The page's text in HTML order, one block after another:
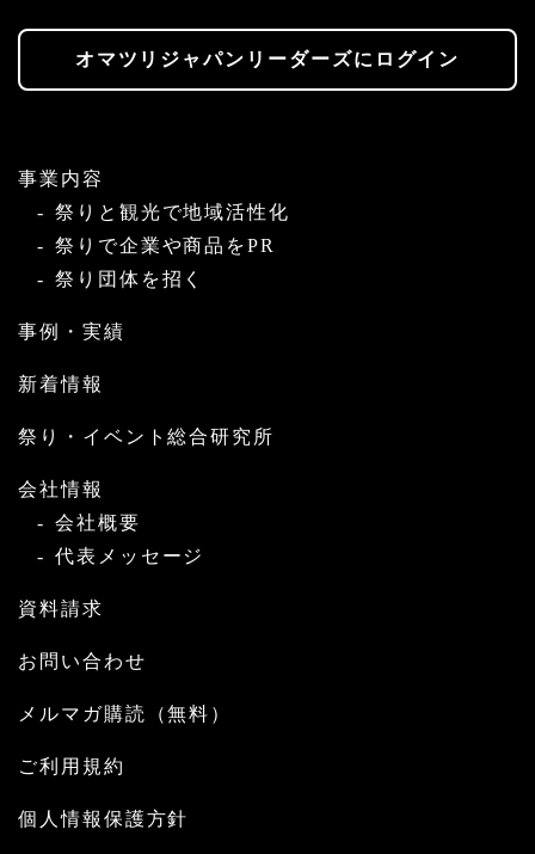
オマツリジャパンリーダーズにログイン
事業内容
祭りと観光で地域活性化
祭りで企業や商品をPR
祭り団体を招く
事例・実績
新着情報
祭り・イベント総合研究所
会社情報
会社概要
代表メッセージ
資料請求
お問い合わせ
メルマガ購読（無料）
ご利用規約
個人情報保護方針